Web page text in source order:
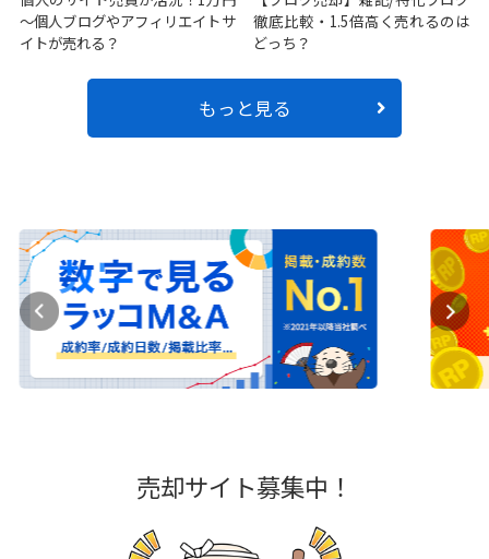
～個人ブログやアフィリエイトサ
イトが売れる？
徹底比較・1.5倍高く売れるのは
どっち？
もっと見る
売却サイト募集中！